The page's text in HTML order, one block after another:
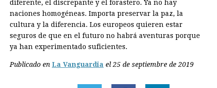
diferente, el discrepante y el forastero. Ya no hay
naciones homogéneas. Importa preservar la paz, la
cultura y la diferencia. Los europeos quieren estar
seguros de que en el futuro no habrá aventuras porque
ya han experimentado suficientes.
Publicado en La Vanguardia el 25 de septiembre de 2019